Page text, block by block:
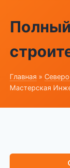
Главная »
Мастерская